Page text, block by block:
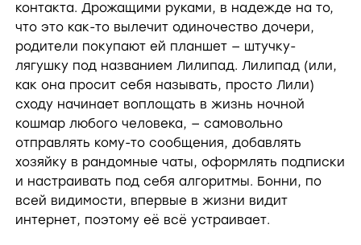
контакта. Дрожащими руками, в надежде на то,
что это как-то вылечит одиночество дочери,
родители покупают ей планшет — штучку-
лягушку под названием Лилипад. Лилипад (или,
как она просит себя называть, просто Лили)
сходу начинает воплощать в жизнь ночной
кошмар любого человека, — самовольно
отправлять кому-то сообщения, добавлять
хозяйку в рандомные чаты, оформлять подписки
и настраивать под себя алгоритмы. Бонни, по
всей видимости, впервые в жизни видит
интернет, поэтому её всё устраивает.